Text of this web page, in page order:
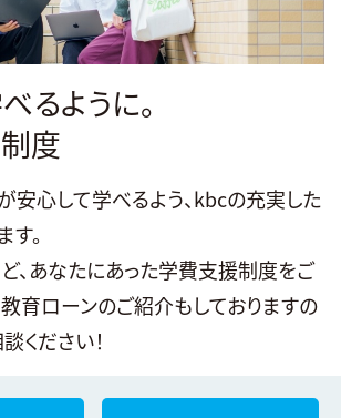
るように。
度
安心して学べるよう、kbcの充実した
。
、あなたにあった学費支援制度をご
教育ローンのご紹介もしておりますの
ください！